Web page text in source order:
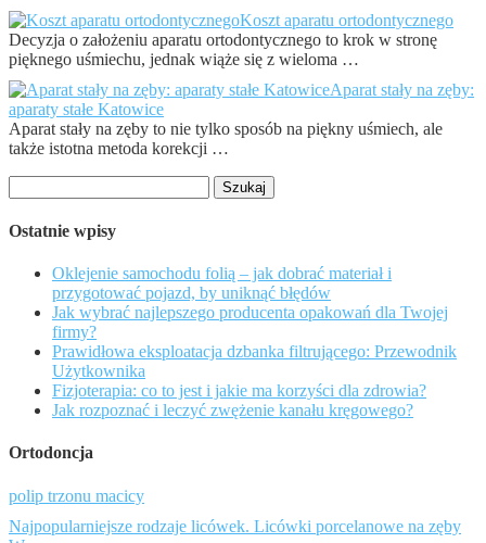
Koszt aparatu ortodontycznego
Decyzja o założeniu aparatu ortodontycznego to krok w stronę
pięknego uśmiechu, jednak wiąże się z wieloma …
Aparat stały na zęby:
aparaty stałe Katowice
Aparat stały na zęby to nie tylko sposób na piękny uśmiech, ale
także istotna metoda korekcji …
Ostatnie wpisy
Oklejenie samochodu folią – jak dobrać materiał i
przygotować pojazd, by uniknąć błędów
Jak wybrać najlepszego producenta opakowań dla Twojej
firmy?
Prawidłowa eksploatacja dzbanka filtrującego: Przewodnik
Użytkownika
Fizjoterapia: co to jest i jakie ma korzyści dla zdrowia?
Jak rozpoznać i leczyć zwężenie kanału kręgowego?
Ortodoncja
polip trzonu macicy
Najpopularniejsze rodzaje licówek. Licówki porcelanowe na zęby